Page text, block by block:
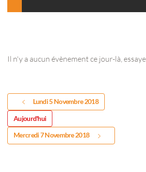
Il n'y a aucun évènement ce jour-là,
Lundi 5 Novembre 2018
Aujourd'hui
Mercredi 7 Novembre 2018